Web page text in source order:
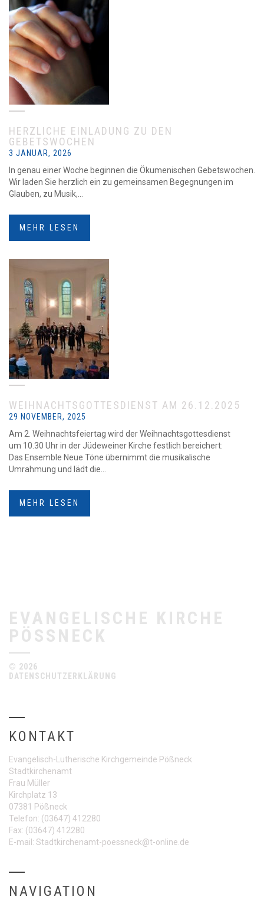
HERZLICHE EINLADUNG ZU DEN
GEBETSWOCHEN
3 JANUAR, 2026
In genau einer Woche beginnen die Ökumenischen Gebetswochen.
Wir laden Sie herzlich ein zu gemeinsamen Begegnungen im
Glauben, zu Musik,...
MEHR LESEN
WEIHNACHTSGOTTESDIENST AM 26.12.2025
29 NOVEMBER, 2025
Am 2. Weihnachtsfeiertag wird der Weihnachtsgottesdienst
um 10.30 Uhr in der Jüdeweiner Kirche festlich bereichert:
Das Ensemble Neue Töne übernimmt die musikalische
Umrahmung und lädt die...
MEHR LESEN
EVANGELISCHE KIRCHE
PÖSSNECK
© 2026
DATENSCHUTZERKLÄRUNG
KONTAKT
Evangelisch-Lutherische Kirchgemeinde Pößneck
Stadtkirchenamt
Frau Müller
Kirchplatz 13
07381 Pößneck
Telefon: (03647) 412280
Fax: (03647) 412280
E-mail: Stadtkirchenamt-poessneck@t-online.de
NAVIGATION